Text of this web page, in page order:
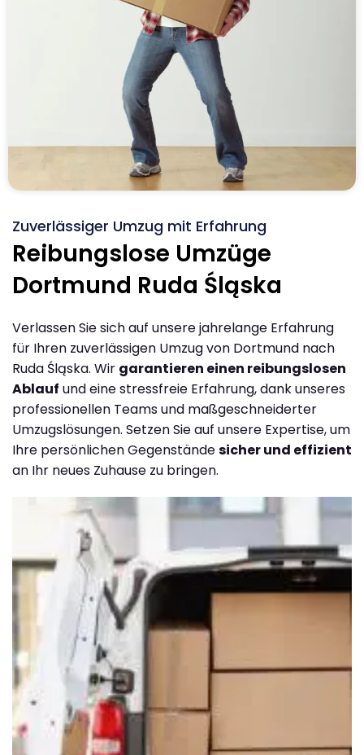
Zuverlässiger Umzug mit Erfahrung
Reibungslose Umzüge
Dortmund Ruda Śląska
Verlassen Sie sich auf unsere jahrelange Erfahrung
für Ihren zuverlässigen Umzug von Dortmund nach
Ruda Śląska. Wir garantieren einen reibungslosen
Ablauf und eine stressfreie Erfahrung, dank unseres
professionellen Teams und maßgeschneiderter
Umzugslösungen. Setzen Sie auf unsere Expertise, um
Ihre persönlichen Gegenständesicher und effizient
an Ihr neues Zuhause zu bringen.